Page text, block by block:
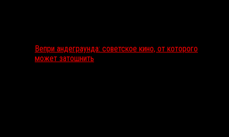
Вепри андеграунда: советское кино, от которого
может затошнить